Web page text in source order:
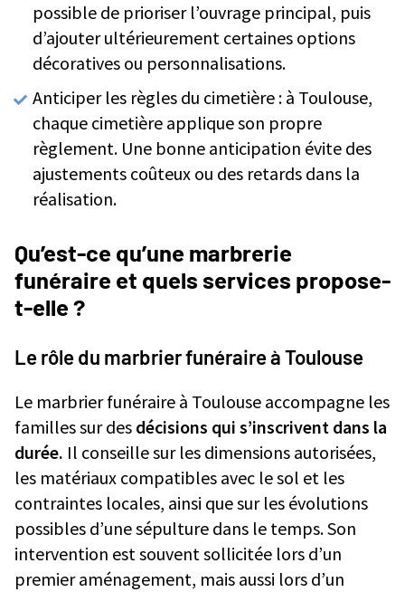
possible de prioriser l’ouvrage principal, puis
d’ajouter ultérieurement certaines options
décoratives ou personnalisations.
Anticiper les règles du cimetière : à Toulouse,
chaque cimetière applique son propre
règlement. Une bonne anticipation évite des
ajustements coûteux ou des retards dans la
réalisation.
Qu’est-ce qu’une marbrerie
funéraire et quels services propose-
t-elle ?
Le rôle du marbrier funéraire à Toulouse
Le marbrier funéraire à Toulouse accompagne les
familles sur des décisions qui s’inscrivent dans la
durée. Il conseille sur les dimensions autorisées,
les matériaux compatibles avec le sol et les
contraintes locales, ainsi que sur les évolutions
possibles d’une sépulture dans le temps. Son
intervention est souvent sollicitée lors d’un
premier aménagement, mais aussi lors d’un